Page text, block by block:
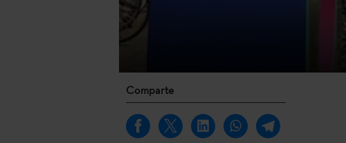
Comparte